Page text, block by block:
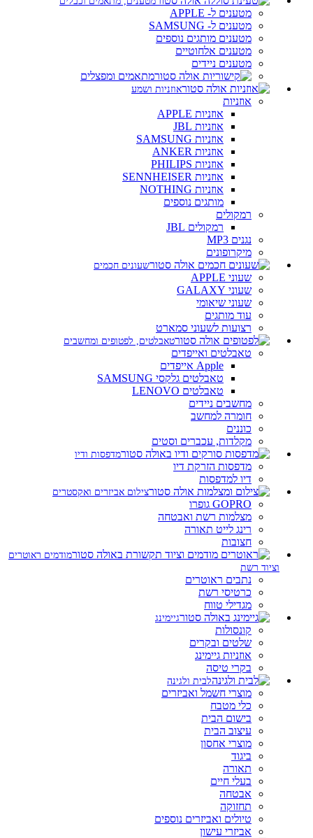
מטענים ל- APPLE
מטענים ל- SAMSUNG
מטענים מותגים נוספים
מטענים אלחוטיים
מטענים ניידים
מתאמים ומפצלים
אוזניות ושמע
אוזניות
אוזניות APPLE
אוזניות JBL
אוזניות SAMSUNG
אוזניות ANKER
אוזניות PHILIPS
אוזניות SENNHEISER
אוזניות NOTHING
מותגים נוספים
רמקולים
רמקולים JBL
נגנים MP3
מיקרופונים
שעונים חכמים
שעוני APPLE
שעוני GALAXY
שעוני שיאומי
עוד מותגים
רצועות לשעוני סמארט
טאבלטים, לפטופים ומחשבים
טאבלטים ואייפדים
Apple אייפדים
טאבלטים גלקסי SAMSUNG
טאבלטים LENOVO
מחשבים ניידים
חומרה למחשב
כוננים
מקלדות, עכברים וסטים
מדפסות ודיו
מדפסות הזרקת דיו
דיו למדפסות
צילום אביזרים ואקסטרים
GOPRO גופרו
מצלמות רשת ואבטחה
רינג לייט תאורה
חצובות
מודמים ראוטרים
וציוד רשת
נתבים ראוטרים
כרטיסי רשת
מגדילי טווח
גיימינג
קונסולות
שלטים ובקרים
אוזניות גיימינג
בקרי טיסה
לבית ולגינה
מוצרי חשמל ואביזרים
כלי מטבח
בישום הבית
עיצוב הבית
מוצרי אחסון
ביגוד
תאורה
בעלי חיים
אבטחה
תחזוקה
טיולים ואביזרים נוספים
אביזרי עישון